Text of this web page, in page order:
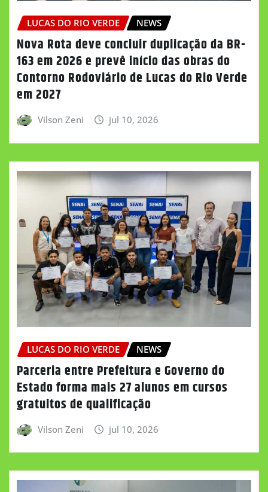
LUCAS DO RIO VERDE NEWS
Nova Rota deve concluir duplicação da BR-
163 em 2026 e prevê início das obras do
Contorno Rodoviário de Lucas do Rio Verde
em 2027
Vilson Zeni jul 10, 2026
LUCAS DO RIO VERDE NEWS
Parceria entre Prefeitura e Governo do
Estado forma mais 27 alunos em cursos
gratuitos de qualificação
Vilson Zeni jul 10, 2026